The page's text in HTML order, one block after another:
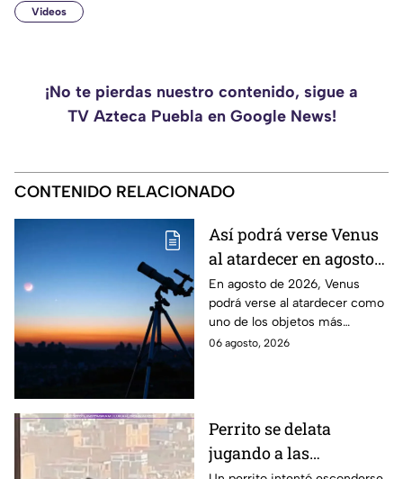
Videos
¡No te pierdas nuestro contenido, sigue a
TV Azteca Puebla en Google News!
CONTENIDO RELACIONADO
Así podrá verse Venus
al atardecer en agosto
este 2026: ¿Cuándo y
dónde observarlo
desde Puebla?
En agosto de 2026, Venus
podrá verse al atardecer como
uno de los objetos más
brillantes del cielo. Conoce la
06 agosto, 2026
Perrito se delata
jugando a las